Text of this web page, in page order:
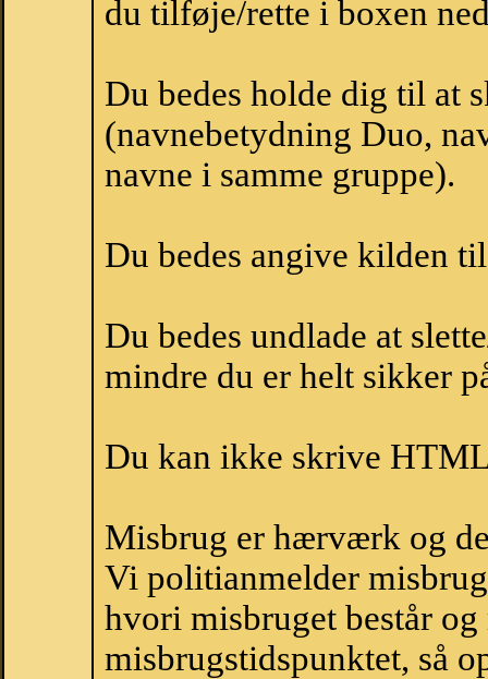
du tilføje/rette i boxen
Du bedes holde dig til at
(navnebetydning Duo,
navne i samme gruppe).
Du bedes angive kilden
Du bedes undlade at
mindre du er helt sikker
Du kan ikke skrive
Misbrug er hærværk og
Vi politianmelder
hvori misbruget består
misbrugstidspunktet, så